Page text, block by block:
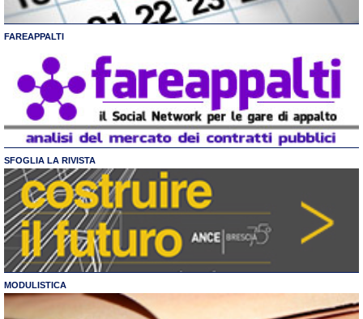
FAREAPPALTI
SFOGLIA LA RIVISTA
MODULISTICA